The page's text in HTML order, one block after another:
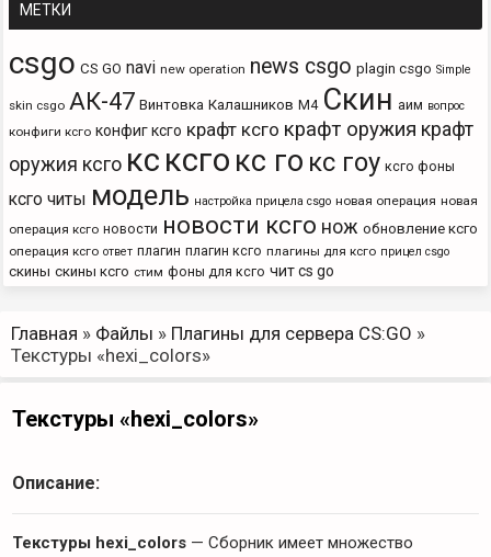
МЕТКИ
csgo CS GO navi new operation news csgo plagin csgo Simple
skin csgo АК-47 Винтовка Калашников М4 Скин аим вопрос
конфиги ксго конфиг ксго крафт ксго крафт оружия крафт
оружия ксго кс ксго кс го кс гоу ксго фоны
ксго читы модель настройка прицела csgo новая операция новая
операция ксго новости новости ксго нож обновление ксго
операция ксго ответ плагин плагин ксго плагины для ксго прицел csgo
скины скины ксго стим фоны для ксго чит cs go
Главная » Файлы » Плагины для сервера CS:GO »
Текстуры «hexi_colors»
Текстуры «hexi_colors»
Описание:
Текстуры hexi_colors — Сборник имеет множество